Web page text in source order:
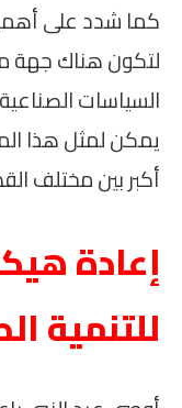
كما شدد على
لتكون هناك
السياسات
يمكن لمثل هذا
أكبر بين مختلف
إعادة
للتنمية